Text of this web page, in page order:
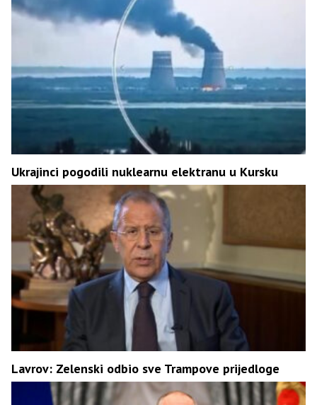
Ukrajinci pogodili nuklearnu elektranu u Kursku
Lavrov: Zelenski odbio sve Trampove prijedloge